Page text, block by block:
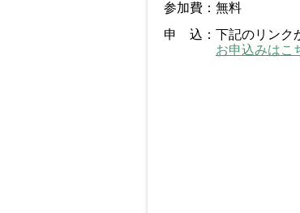
参加費：無料
申 込：下記のリンク
お申込みはこ